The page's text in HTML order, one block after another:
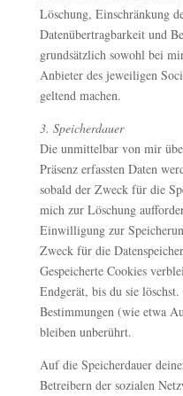
Löschung, Einschränkung
Datenübertragbarkeit und
grundsätzlich sowohl bei
Anbieter des jeweiligen
geltend machen.
3. Speicherdauer
Die unmittelbar von mir
Präsenz erfassten Daten
sobald der Zweck für die
mich zur Löschung
Einwilligung zur
Zweck für die
Gespeicherte Cookies
Endgerät, bis du sie löschst.
Bestimmungen (wie etwa
bleiben unberührt.
Auf die Speicherdauer
Betreibern der sozialen